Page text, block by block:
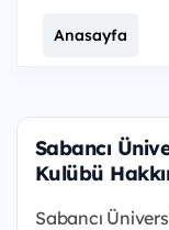
Anasayfa
Sabancı
Kulübü
Sabancı